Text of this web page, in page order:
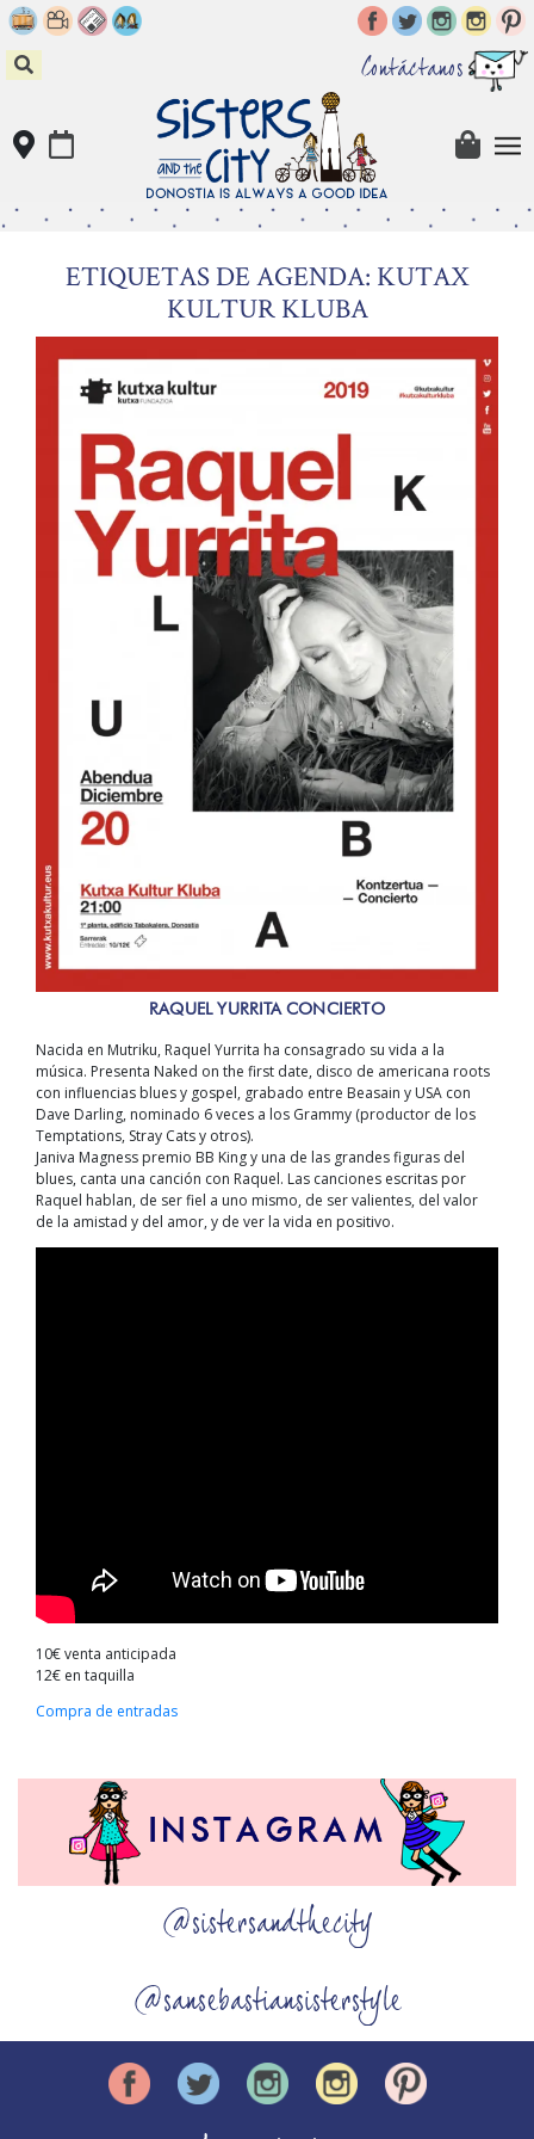
Skip
to
content
Contáctanos
ETIQUETAS DE AGENDA: KUTAX
KULTUR KLUBA
RAQUEL YURRITA CONCIERTO
Nacida en Mutriku, Raquel Yurrita ha consagrado su vida a la
música. Presenta Naked on the first date, disco de americana roots
con influencias blues y gospel, grabado entre Beasain y USA con
Dave Darling, nominado 6 veces a los Grammy (productor de los
Temptations, Stray Cats y otros).
Janiva Magness premio BB King y una de las grandes figuras del
blues, canta una canción con Raquel. Las canciones escritas por
Raquel hablan, de ser fiel a uno mismo, de ser valientes, del valor
de la amistad y del amor, y de ver la vida en positivo.
10€ venta anticipada
12€ en taquilla
Compra de entradas
@sistersandthecity
@sansebastiansisterstyle